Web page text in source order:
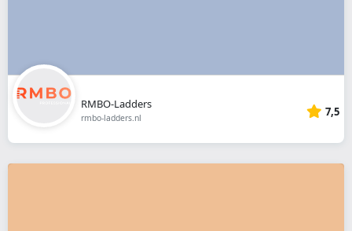
RMBO-Ladders
rmbo-ladders.nl 7,5